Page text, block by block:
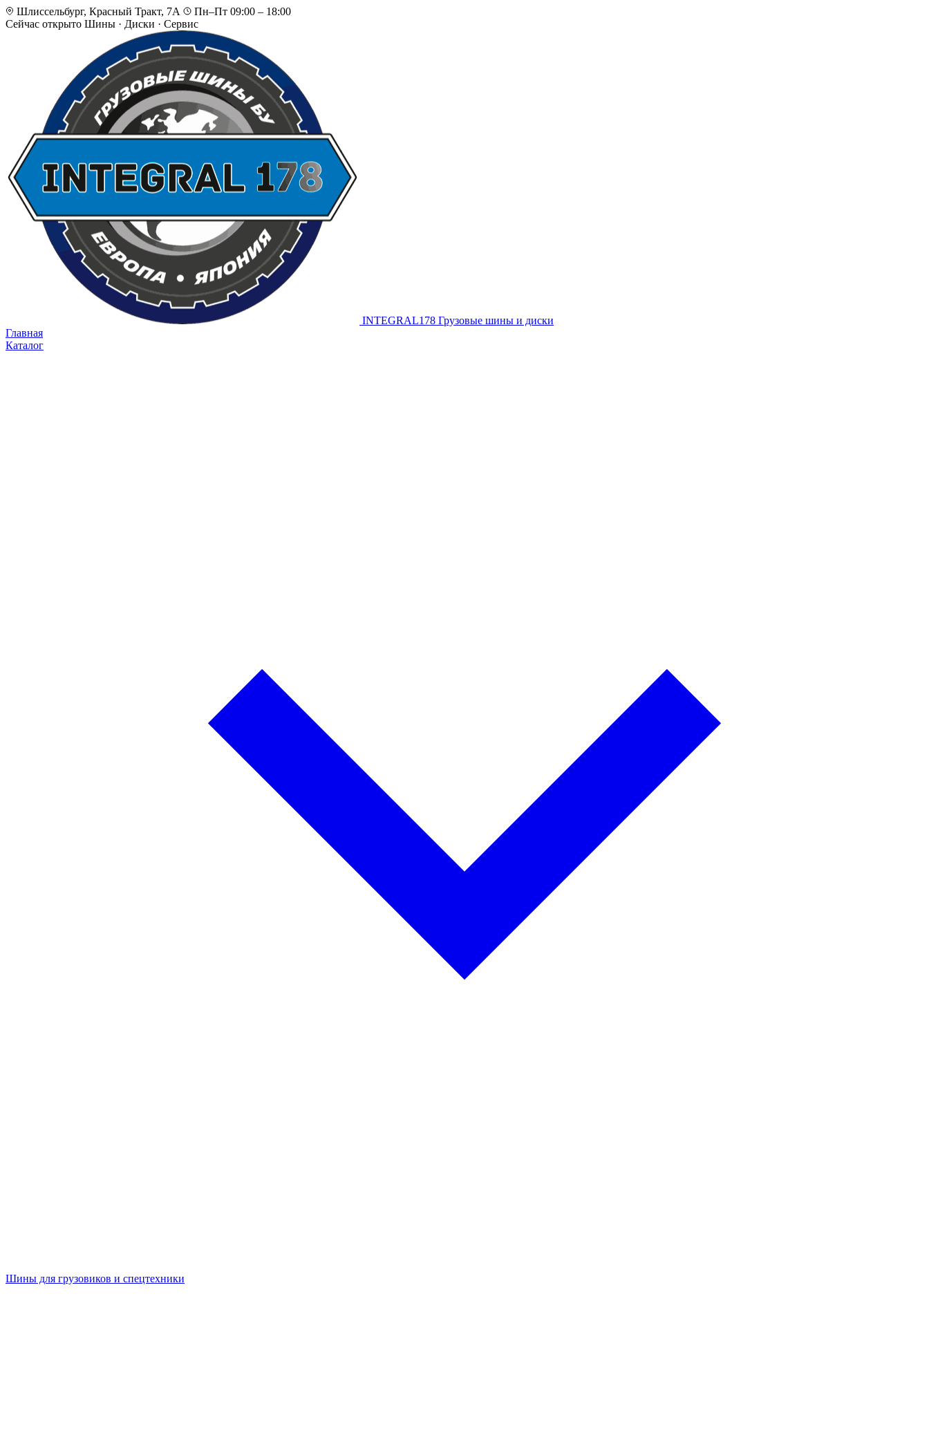
Шлиссельбург, Красный Тракт, 7А
Пн–Пт 09:00 – 18:00
Сейчас открыто Шины · Диски · Сервис
INTEGRAL178 Грузовые шины и диски
Главная
Каталог
Шины для грузовиков и спецтехники